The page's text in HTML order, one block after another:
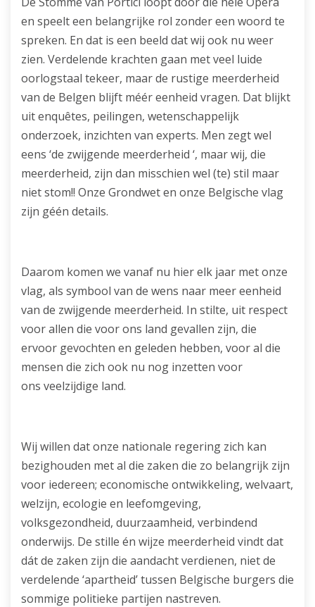
en speelt een belangrijke rol zonder een woord te
spreken. En dat is een beeld dat wij ook nu weer
zien. Verdelende krachten gaan met veel luide
oorlogstaal tekeer, maar de rustige meerderheid
van de Belgen blijft méér eenheid vragen. Dat blijkt
uit enquêtes, peilingen, wetenschappelijk
onderzoek, inzichten van experts. Men zegt wel
eens ‘de zwijgende meerderheid ‘, maar wij, die
meerderheid, zijn dan misschien wel (te) stil maar
niet stom!! Onze Grondwet en onze Belgische vlag
zijn géén details.
Daarom komen we vanaf nu hier elk jaar met onze
vlag, als symbool van de wens naar meer eenheid
van de zwijgende meerderheid. In stilte, uit respect
voor allen die voor ons land gevallen zijn, die
ervoor gevochten en geleden hebben, voor al die
mensen die zich ook nu nog inzetten voor
ons veelzijdige land.
Wij willen dat onze nationale regering zich kan
bezighouden met al die zaken die zo belangrijk zijn
voor iedereen; economische ontwikkeling, welvaart,
welzijn, ecologie en leefomgeving,
volksgezondheid, duurzaamheid, verbindend
onderwijs. De stille én wijze meerderheid vindt dat
dát de zaken zijn die aandacht verdienen, niet de
verdelende ‘apartheid’ tussen Belgische burgers die
sommige politieke partijen nastreven.